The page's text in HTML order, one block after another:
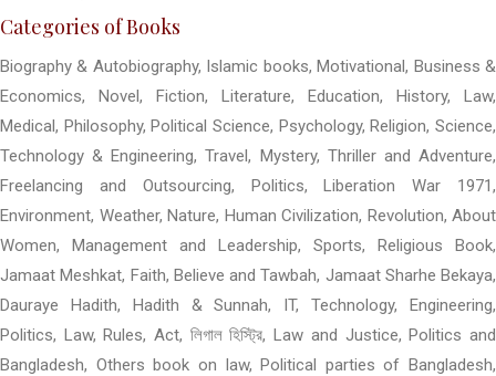
Categories of Books
Biography & Autobiography, Islamic books, Motivational, Business &
Economics, Novel, Fiction, Literature, Education, History, Law,
Medical, Philosophy, Political Science, Psychology, Religion, Science,
Technology & Engineering, Travel, Mystery, Thriller and Adventure,
Freelancing and Outsourcing, Politics, Liberation War 1971,
Environment, Weather, Nature, Human Civilization, Revolution, About
Women, Management and Leadership, Sports, Religious Book,
Jamaat Meshkat, Faith, Believe and Tawbah, Jamaat Sharhe Bekaya,
Dauraye Hadith, Hadith & Sunnah, IT, Technology, Engineering,
Politics, Law, Rules, Act, লিগাল হিস্ট্রি, Law and Justice, Politics and
Bangladesh, Others book on law, Political parties of Bangladesh,